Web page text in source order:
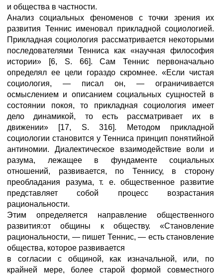
и общества в частности.
Анализ социальных феноменов с точки зрения их
развития Теннис именовал прикладной социологией.
Прикладная социология рассматривается некоторыми
последователями Тенниса как «научная философия
истории» [6, S. 66]. Сам Теннис первоначально
определял ее цели гораздо скромнее. «Если чистая
социология, — писал он, — ограничивается
осмыслением и описанием социальных сущностей в
состоянии покоя, то прикладная социология имеет
дело динамикой, то есть рассматривает их в
движении» [17, S. 316]. Meтодом прикладной
социологии становится у Тенниса принцип понятийной
антиномии. Диалектическое взаимодействие воли и
разума, лежащее в фундаменте социальных
отношений, развивается, по Теннису, в сторону
преобладания разума, т. е. общественное развитие
представляет собой процесс возрастания
рациональности.
Этим определяется направление общественного
развития:от общины к обществу. «Становление
рациональности, — пишет Теннис, — есть становление
общества, которое развивается
в согласии с общиной, как изначальной, или, по
крайней мере, более старой формой совместного